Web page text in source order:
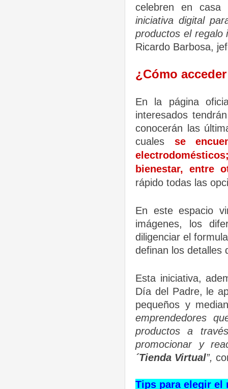
celebren en
iniciativa digital
productos el regalo
Ricardo Barbosa,
¿Cómo
En la página
interesados
conocerán las
cuales se
bienestar, entre
rápido todas las
En este espacio
imágenes, los
diligenciar el
definan los detalles
Esta iniciativa,
Día del Padre, le
pequeños y
emprendedores
productos a
promocionar y
´Tienda Virtual”,
Tips para elegir el